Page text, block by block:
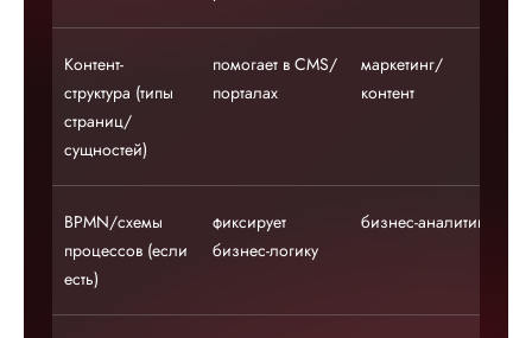
Контент-
структура (типы
страниц/
сущностей)
помогает в CMS/
порталах
маркетинг/
контент
BPMN/схемы
процессов (если
есть)
фиксирует
бизнес-логику
бизнес-аналитик